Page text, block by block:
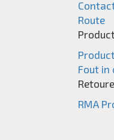
Route
Fout
RMA